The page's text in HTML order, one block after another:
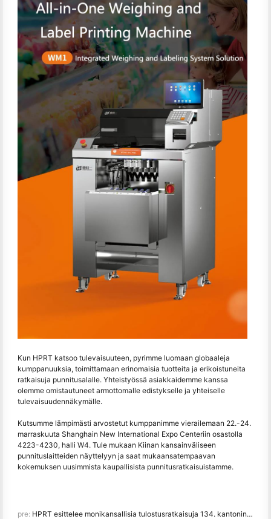
Kun HPRT katsoo tulevaisuuteen, pyrimme luomaan globaaleja
kumppanuuksia, toimittamaan erinomaisia tuotteita ja erikoistuneita
ratkaisuja punnitusalalle. Yhteistyössä asiakkaidemme kanssa
olemme omistautuneet armottomalle edistykselle ja yhteiselle
tulevaisuudennäkymälle.
Kutsumme lämpimästi arvostetut kumppanimme vierailemaan 22.-24.
marraskuuta Shanghain New International Expo Centeriin osastolla
4223-4230, halli W4. Tule mukaan Kiinan kansainväliseen
punnituslaitteiden näyttelyyn ja saat mukaansatempaavan
kokemuksen uusimmista kaupallisista punnitusratkaisuistamme.
pre: HPRT esittelee monikansallisia tulostusratkaisuja 134. kantonin messuilla